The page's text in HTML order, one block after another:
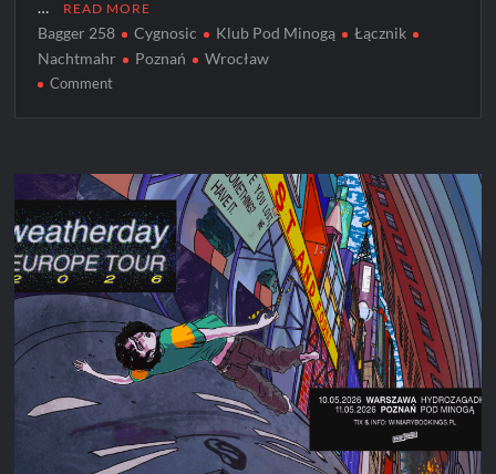
… READ MORE
Bagger 258 Cygnosic Klub Pod Minogą
Łącznik
Nachtmahr
Poznań Wrocław
Commenton
koncertach
w
Polsce!